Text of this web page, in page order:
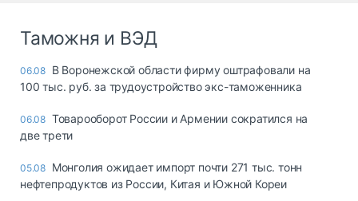
Таможня и ВЭД
06.08 В Воронежской области фирму оштрафовали на
100 тыс. руб. за трудоустройство экс-таможенника
06.08 Товарооборот России и Армении сократился на
две трети
05.08 Монголия ожидает импорт почти 271 тыс. тонн
нефтепродуктов из России, Китая и Южной Кореи